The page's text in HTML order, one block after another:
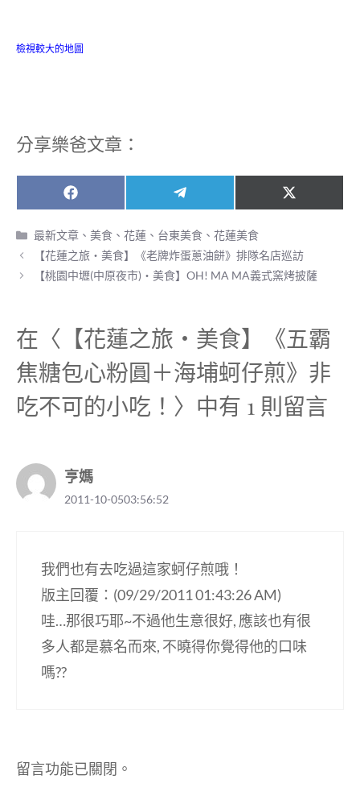
檢視較大的地圖
分享樂爸文章：
Share
on
F
a
c
e
b
o
o
Share
on
e
l
e
g
r
Share
on
X
(
i
t
t
)
分
類
最新文章 、美食 、花蓮、台東美食 、花蓮美食
【花蓮之旅‧美食】《老牌炸蛋蔥油餅》排隊名店巡訪
【桃園中壢(中原夜市)‧美食】OH! MA MA義式窯烤披薩
在〈【花蓮之旅‧美食】《五霸
焦糖包心粉圓＋海埔蚵仔煎》非
吃不可的小吃！〉中有 1 則留言
亨媽
2011-10-0503:56:52
我們也有去吃過這家蚵仔煎哦！
版主回覆：(09/29/2011 01:43:26 AM)
哇…那很巧耶~不過他生意很好, 應該也有很
多人都是慕名而來, 不曉得你覺得他的口味
嗎??
留言功能已關閉。